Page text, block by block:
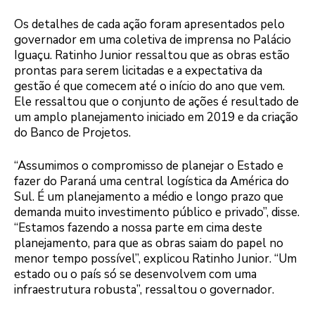
Os detalhes de cada ação foram apresentados pelo
governador em uma coletiva de imprensa no Palácio
Iguaçu. Ratinho Junior ressaltou que as obras estão
prontas para serem licitadas e a expectativa da
gestão é que comecem até o início do ano que vem.
Ele ressaltou que o conjunto de ações é resultado de
um amplo planejamento iniciado em 2019 e da criação
do Banco de Projetos.
“Assumimos o compromisso de planejar o Estado e
fazer do Paraná uma central logística da América do
Sul. É um planejamento a médio e longo prazo que
demanda muito investimento público e privado”, disse.
“Estamos fazendo a nossa parte em cima deste
planejamento, para que as obras saiam do papel no
menor tempo possível”, explicou Ratinho Junior. “Um
estado ou o país só se desenvolvem com uma
infraestrutura robusta”, ressaltou o governador.